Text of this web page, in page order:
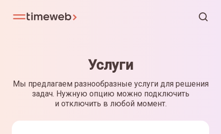
Услуги
Мы предлагаем разнообразные услуги для решения
задач. Нужную опцию можно подключить
и отключить в любой момент.